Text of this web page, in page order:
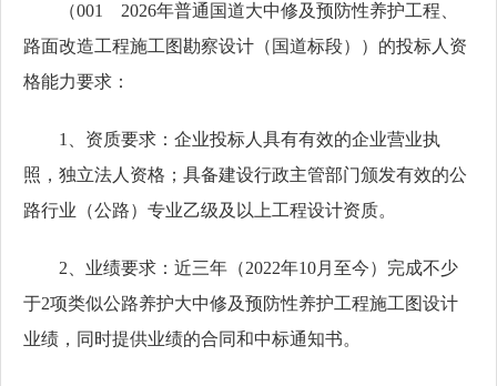
（001 2026年普通国道大中修及预防性养护工程、
路面改造工程施工图勘察设计（国道标段））的投标人资
格能力要求：
1、资质要求：企业投标人具有有效的企业营业执
照，独立法人资格；具备建设行政主管部门颁发有效的公
路行业（公路）专业乙级及以上工程设计资质。
2、业绩要求：近三年（2022年10月至今）完成不少
于2项类似公路养护大中修及预防性养护工程施工图设计
业绩，同时提供业绩的合同和中标通知书。